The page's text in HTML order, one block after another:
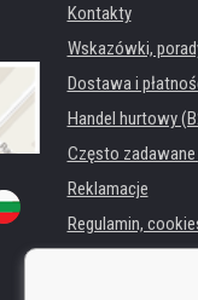
Kontakty
Wskazówki,
Dostawa i
Handel hurtowy
Często
Reklamacje
Regulamin,